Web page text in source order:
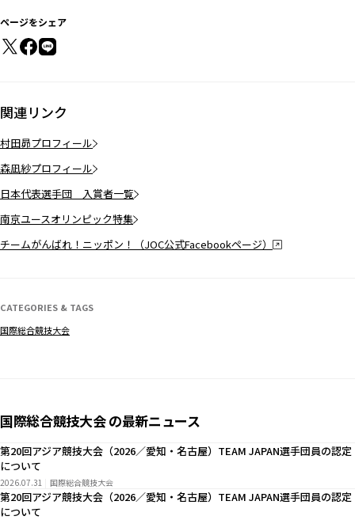
ページをシェア
関連リンク
村田昴プロフィール
森凪紗プロフィール
日本代表選手団 入賞者一覧
南京ユースオリンピック特集
チームがんばれ！ニッポン！（JOC公式Facebookページ）
CATEGORIES & TAGS
国際総合競技大会
国際総合競技大会 の最新ニュース
第20回アジア競技大会（2026／愛知・名古屋）TEAM JAPAN選手団員の認定
について
2026.07.31 国際総合競技大会
第20回アジア競技大会（2026／愛知・名古屋）TEAM JAPAN選手団員の認定
について